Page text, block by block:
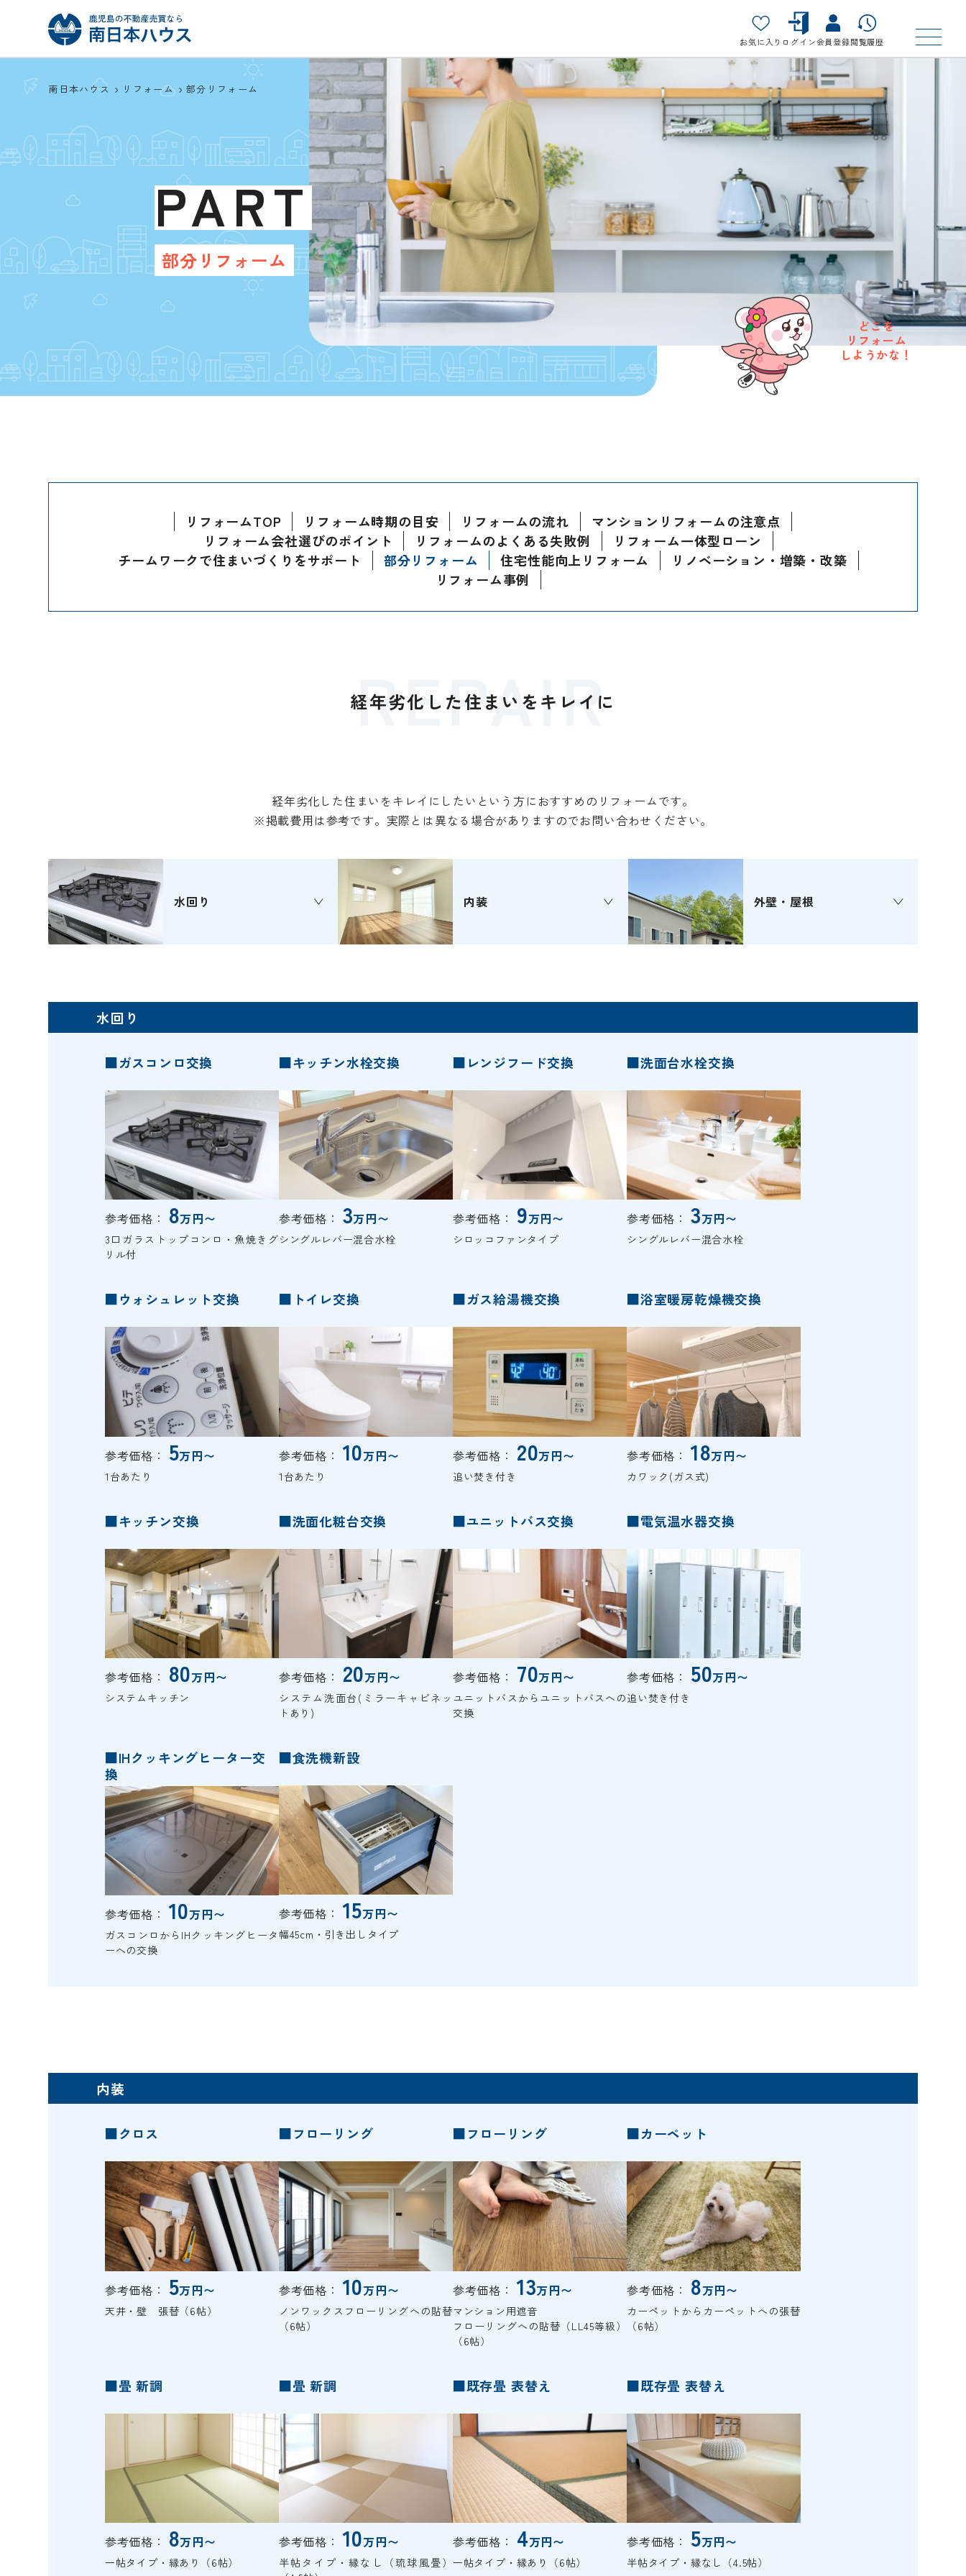
お気に入り ログイン会員登録閲覧履歴
南日本ハウス リフォーム 部分リフォーム
PART
部分リフォーム
どこを
リフォーム
しようかな！
リフォームTOP リフォーム時期の目安 リフォームの流れ
マンションリフォームの注意点
リフォーム会社選びのポイント
リフォームのよくある失敗例
リフォーム一体型ローン
チームワークで住まいづくりをサポート
部分リフォーム 住宅性能向上リフォーム
リノベーション・増築・改築
リフォーム事例
REPAIR
経年劣化した住まいをキレイに
経年劣化した住まいをキレイにしたいという方におすすめのリフォームです。
※掲載費用は参考です。実際とは異なる場合がありますのでお問い合わせください。
水回り 内装 外壁・屋根
水回り
■ガスコンロ交換
参考価格： 8万円〜
3口ガラストップコンロ・魚焼きグ
リル付
■キッチン水栓交換
参考価格： 3万円〜
シングルレバー混合水栓
■レンジフード交換
参考価格： 9万円〜
シロッコファンタイプ
■洗面台水栓交換
参考価格： 3万円〜
シングルレバー混合水栓
■ウォシュレット交換
参考価格： 5万円〜
1台あたり
■トイレ交換
参考価格： 10万円〜
1台あたり
■ガス給湯機交換
参考価格： 20万円〜
追い焚き付き
■浴室暖房乾燥機交換
参考価格： 18万円〜
カワック(ガス式)
■キッチン交換
参考価格： 80万円〜
システムキッチン
■洗面化粧台交換
参考価格： 20万円〜
システム洗面台(ミラーキャビネッ
トあり)
■ユニットバス交換
参考価格： 70万円〜
ユニットバスからユニットバスへの
交換
■電気温水器交換
参考価格： 50万円〜
追い焚き付き
■IHクッキングヒーター交
換
参考価格： 10万円〜
ガスコンロからIHクッキングヒータ
ーへの交換
■食洗機新設
参考価格： 15万円〜
幅45cm・引き出しタイプ
内装
■クロス
参考価格： 5万円〜
天井・壁 張替（6帖）
■フローリング
参考価格： 10万円〜
ノンワックスフローリングへの貼替
（6帖）
■フローリング
参考価格： 13万円〜
マンション用遮音
フローリングへの貼替（LL45等級）
（6帖）
■カーペット
参考価格： 8万円〜
カーペットからカーペットへの張替
（6帖）
■畳 新調
参考価格： 8万円〜
一帖タイプ・縁あり（6帖）
■畳 新調
参考価格： 10万円〜
半帖タイプ・縁なし（琉球風畳）
■既存畳 表替え
参考価格： 4万円〜
一帖タイプ・縁あり（6帖）
■既存畳 表替え
参考価格： 5万円〜
半帖タイプ・縁なし（4.5帖）